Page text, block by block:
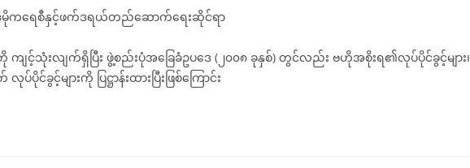
မိုကရေစီနှင့်ဖက်ဒရယ်တည်ဆောက်ရေးဆိုင်ရာ
ျင့်သုံးလျက်ရှိပြီး ဖွဲ့စည်းပုံအခြေခံဥပဒေ (၂၀၀၈ ခုနှစ်) တွင်လည်း ဗဟိုအစိုးရ၏လုပ်ပိုင်ခွင့်များ၊
င်ခွင့်များကို ပြဋ္ဌာန်းထားပြီးဖြစ်ကြောင်း